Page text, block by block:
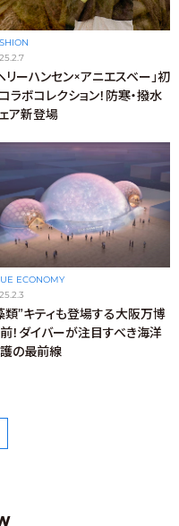
リーハンセン×アニエスベー」初
ラボコレクション！防寒・撥水
ア新登場
ECONOMY
類”キティも登場する大阪万博
！ダイバーが注目すべき海洋
の最前線